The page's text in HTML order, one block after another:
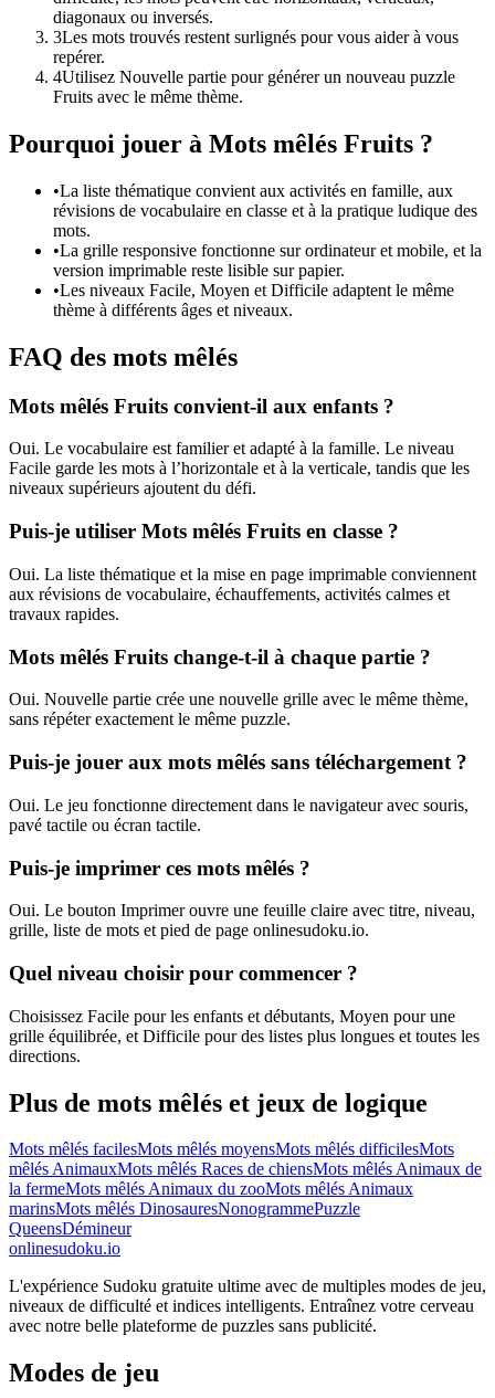
diagonaux ou inversés.
3Les mots trouvés restent surlignés pour vous aider à vous
repérer.
4Utilisez Nouvelle partie pour générer un nouveau puzzle
Fruits avec le même thème.
Pourquoi jouer à Mots mêlés Fruits ?
•La liste thématique convient aux activités en famille, aux
révisions de vocabulaire en classe et à la pratique ludique des
mots.
•La grille responsive fonctionne sur ordinateur et mobile, et la
version imprimable reste lisible sur papier.
•Les niveaux Facile, Moyen et Difficile adaptent le même
thème à différents âges et niveaux.
FAQ des mots mêlés
Mots mêlés Fruits convient-il aux enfants ?
Oui. Le vocabulaire est familier et adapté à la famille. Le niveau
Facile garde les mots à l’horizontale et à la verticale, tandis que les
niveaux supérieurs ajoutent du défi.
Puis-je utiliser Mots mêlés Fruits en classe ?
Oui. La liste thématique et la mise en page imprimable conviennent
aux révisions de vocabulaire, échauffements, activités calmes et
travaux rapides.
Mots mêlés Fruits change-t-il à chaque partie ?
Oui. Nouvelle partie crée une nouvelle grille avec le même thème,
sans répéter exactement le même puzzle.
Puis-je jouer aux mots mêlés sans téléchargement ?
Oui. Le jeu fonctionne directement dans le navigateur avec souris,
pavé tactile ou écran tactile.
Puis-je imprimer ces mots mêlés ?
Oui. Le bouton Imprimer ouvre une feuille claire avec titre, niveau,
grille, liste de mots et pied de page onlinesudoku.io.
Quel niveau choisir pour commencer ?
Choisissez Facile pour les enfants et débutants, Moyen pour une
grille équilibrée, et Difficile pour des listes plus longues et toutes les
directions.
Plus de mots mêlés et jeux de logique
Mots mêlés facilesMots mêlés moyensMots mêlés difficilesMots
mêlés AnimauxMots mêlés Races de chiensMots mêlés Animaux de
la fermeMots mêlés Animaux du zooMots mêlés Animaux
marinsMots mêlés DinosauresNonogrammePuzzle
QueensDémineur
onlinesudoku.io
L'expérience Sudoku gratuite ultime avec de multiples modes de jeu,
niveaux de difficulté et indices intelligents. Entraînez votre cerveau
avec notre belle plateforme de puzzles sans publicité.
Modes de jeu